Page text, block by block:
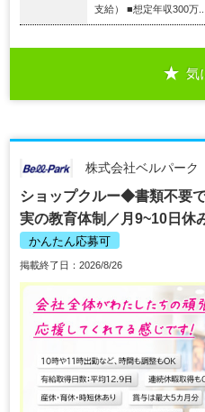
支給） ■想定年収300万...
気
株式会社ベルパーク
ショップクルー◆書類不要
実の教育体制／月9~10日休
かんたん応募可
掲載終了日：2026/8/26